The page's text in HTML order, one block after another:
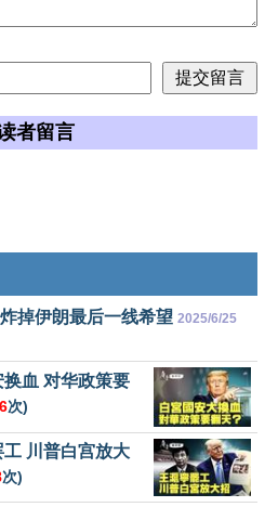
者留言
掉伊朗最后一线希望 2025/6/25
换血 对华政策要
次)
工 川普白宫放大
次)